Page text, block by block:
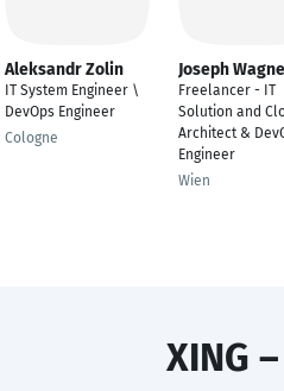
Aleksandr Zolin
IT System Engineer \
DevOps Engineer
Cologne
Joseph
Freelancer - IT
Solution and
Architect &
Engineer
Wien
XING